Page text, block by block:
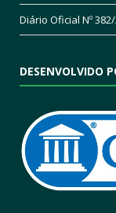
Diário Oficial Nº
DESENVOLVIDO